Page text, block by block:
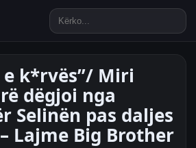
e k*rvës”/ Miri
dëgjoi nga
Selinën pas daljes
Lajme Big Brother